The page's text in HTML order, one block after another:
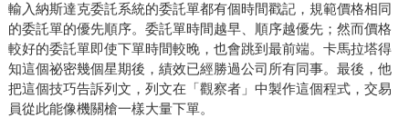
輸入納斯達克委託系統的委託單都有個時間戳記，規範價格相同
的委託單的優先順序。委託單時間越早、順序越優先；然而價格
較好的委託單即使下單時間較晚，也會跳到最前端。卡馬拉塔得
知這個祕密幾個星期後，績效已經勝過公司所有同事。最後，他
把這個技巧告訴列文，列文在「觀察者」中製作這個程式，交易
員從此能像機關槍一樣大量下單。